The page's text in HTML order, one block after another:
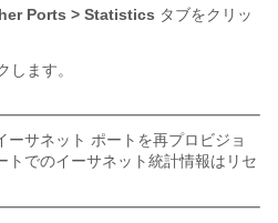
Ports > Statistics タブをクリッ
します。
ーサネット ポートを再プロビジョ
トでのイーサネット統計情報はリセ